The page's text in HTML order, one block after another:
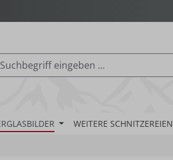
WEITERE SCHNITZEREIEN